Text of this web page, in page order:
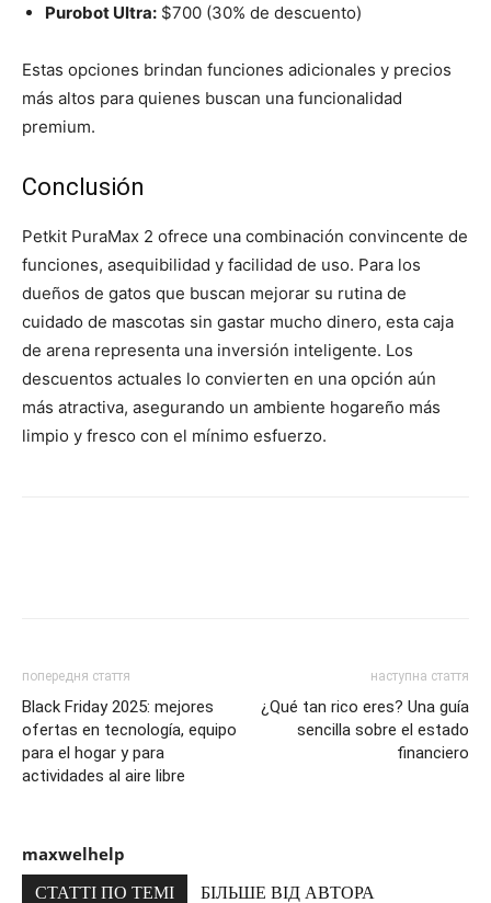
Purobot Ultra: $700 (30% de descuento)
Estas opciones brindan funciones adicionales y precios
más altos para quienes buscan una funcionalidad
premium.
Conclusión
Petkit PuraMax 2 ofrece una combinación convincente de
funciones, asequibilidad y facilidad de uso. Para los
dueños de gatos que buscan mejorar su rutina de
cuidado de mascotas sin gastar mucho dinero, esta caja
de arena representa una inversión inteligente. Los
descuentos actuales lo convierten en una opción aún
más atractiva, asegurando un ambiente hogareño más
limpio y fresco con el mínimo esfuerzo.
попередня стаття
Black Friday 2025: mejores
ofertas en tecnología, equipo
para el hogar y para
actividades al aire libre
наступна стаття
¿Qué tan rico eres? Una guía
sencilla sobre el estado
financiero
maxwelhelp
СТАТТІ ПО ТЕМІ БІЛЬШЕ ВІД АВТОРА